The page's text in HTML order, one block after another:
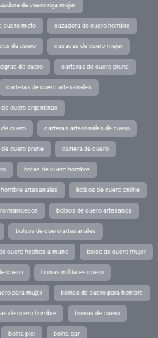
de cuero roja mujer
cuero moto cazadora de cuero hombre
de cuero casacas de cuero mujer
de cuero carteras de cuero prune
carteras de cuero artesanales
cuero argentinas
cuero carteras artesanales de cuero
cuero prune cartera de cuero
botas de cuero hombre
artesanales bolsos de cuero online
marruecos bolsos de cuero artesanos
bolsos de cuero artesanales
cuero hechos a mano bolso de cuero mujer
cuero boinas militares cuero
para mujer boinas de cuero para hombre
de cuero hombre boinas de cuero
boina piel boina gar